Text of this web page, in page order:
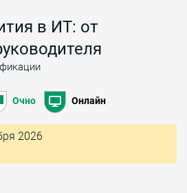
в ИТ: от
Очно Онлайн
2026